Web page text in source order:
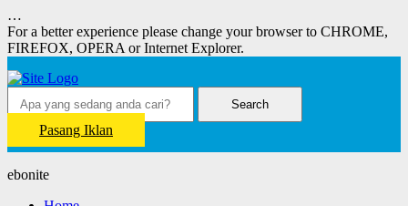
…
For a better experience please change your browser to CHROME,
FIREFOX, OPERA or Internet Explorer.
Search
Pasang Iklan
ebonite